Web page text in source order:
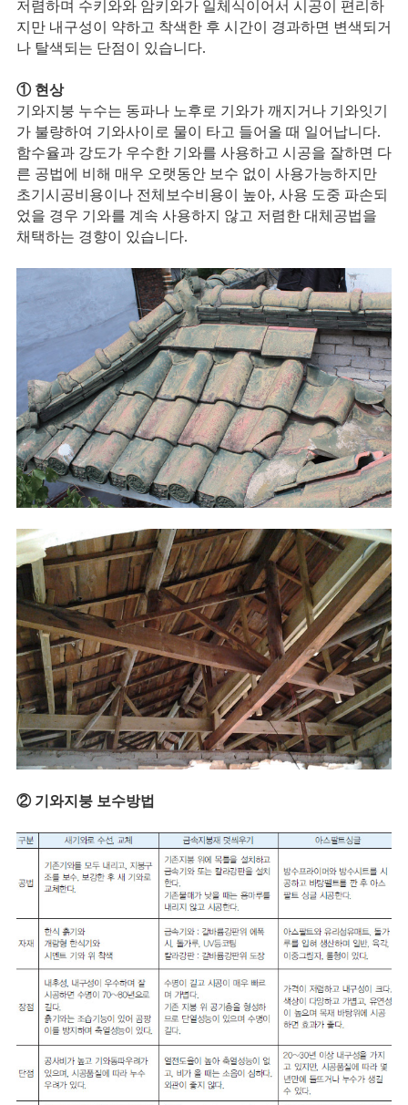
저렴하며 수키와와 암키와가 일체식이어서 시공이 편리하
지만 내구성이 약하고 착색한 후 시간이 경과하면 변색되거
나 탈색되는 단점이 있습니다.
① 현상
기와지붕 누수는 동파나 노후로 기와가 깨지거나 기와잇기
가 불량하여 기와사이로 물이 타고 들어올 때 일어납니다.
함수율과 강도가 우수한 기와를 사용하고 시공을 잘하면 다
른 공법에 비해 매우 오랫동안 보수 없이 사용가능하지만
초기시공비용이나 전체보수비용이 높아, 사용 도중 파손되
었을 경우 기와를 계속 사용하지 않고 저렴한 대체공법을
채택하는 경향이 있습니다.
② 기와지붕 보수방법